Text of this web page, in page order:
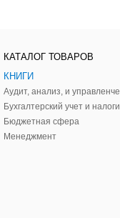
КАТАЛОГ ТОВАРОВ
КНИГИ
Бухгалтерский учет и налоги
Бюджетная сфера
Менеджмент